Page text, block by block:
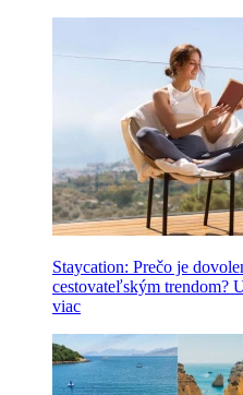
Staycation: Prečo je
cestovateľským trendom?
viac